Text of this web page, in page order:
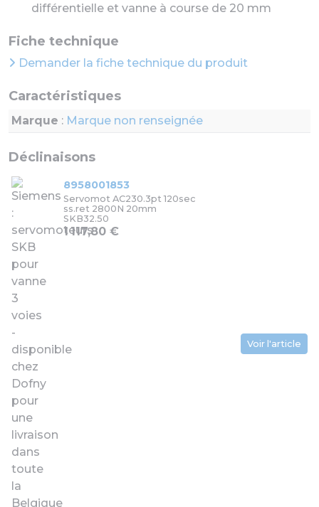
différentielle et vanne à course de 20 mm
Fiche technique
Demander la fiche technique du produit
Caractéristiques
Marque : Marque non renseignée
Déclinaisons
8958001853
Servomot AC230.3pt 120sec
ss.ret 2800N 20mm
SKB32.50
1 117,80 €
Voir l'article